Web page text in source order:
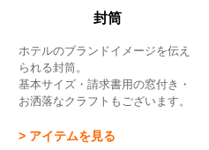
封筒
ホテルのブランドイメージを伝え
られる封筒。
基本サイズ・請求書用の窓付き・
お洒落なクラフトもございます。
> アイテムを見る